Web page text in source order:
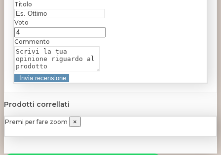
Titolo
Voto
Commento
Prodotti correllati
Premi per fare zoom ×